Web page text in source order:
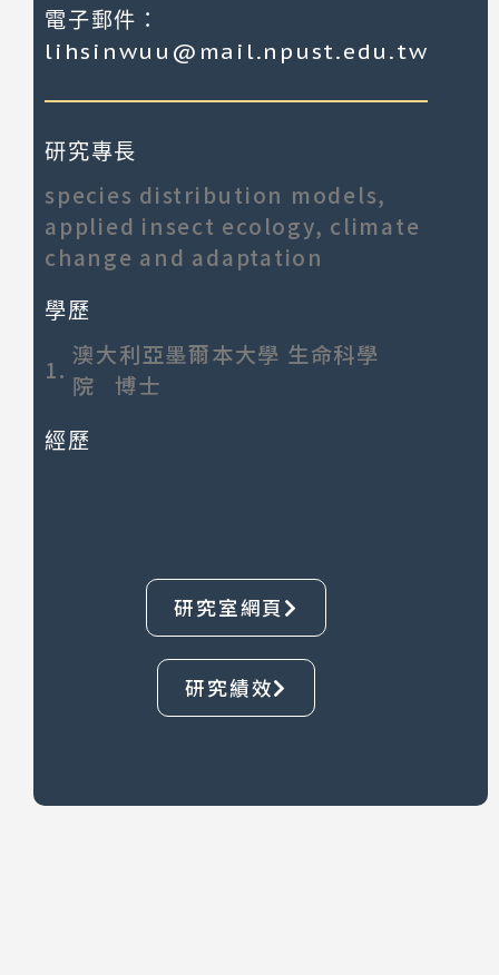
電子郵件：
lihsinwuu@mail.npust.edu.tw
研究專長
species distribution models,
applied insect ecology, climate
change and adaptation
學歷
1. 澳大利亞墨爾本大學 生命科學
院 博士
經歷
研究室網頁
研究績效